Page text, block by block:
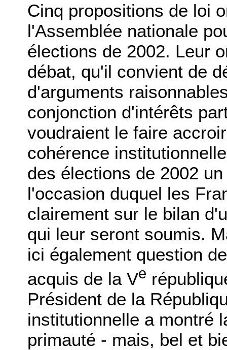
Cinq propositions de loi
l'Assemblée nationale
élections de 2002. Leur
débat, qu'il convient de
d'arguments
conjonction d'intérêts
voudraient le faire
cohérence
des élections de 2002
l'occasion duquel les
clairement sur le bilan
qui leur seront soumis.
ici également question
acquis de la Ve
Président de la
institutionnelle a montré
primauté - mais, bel et